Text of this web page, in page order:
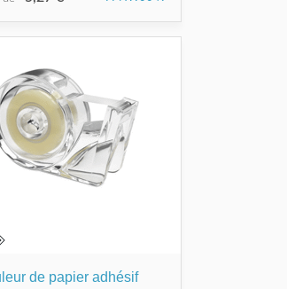
de papier adhésif